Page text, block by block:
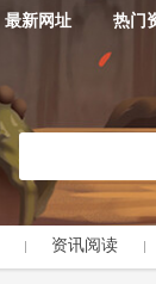
最新网址 热门
资讯阅读